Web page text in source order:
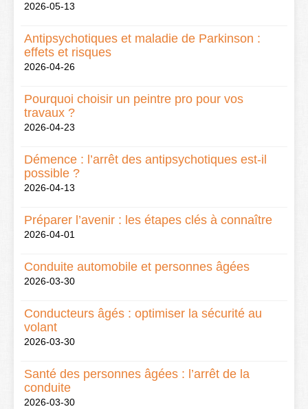
2026-05-13
Antipsychotiques et maladie de Parkinson :
effets et risques
2026-04-26
Pourquoi choisir un peintre pro pour vos
travaux ?
2026-04-23
Démence : l’arrêt des antipsychotiques est-il
possible ?
2026-04-13
Préparer l’avenir : les étapes clés à connaître
2026-04-01
Conduite automobile et personnes âgées
2026-03-30
Conducteurs âgés : optimiser la sécurité au
volant
2026-03-30
Santé des personnes âgées : l’arrêt de la
conduite
2026-03-30